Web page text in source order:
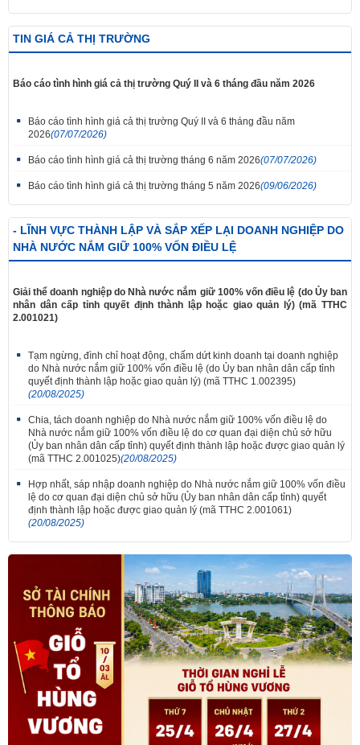
TIN GIÁ CẢ THỊ TRƯỜNG
Báo cáo tình hình giá cả thị trường Quý II và 6 tháng đầu năm 2026
Báo cáo tình hình giá cả thị trường Quý II và 6 tháng đầu năm
2026(07/07/2026)
Báo cáo tình hình giá cả thị trường tháng 6 năm 2026(07/07/2026)
Báo cáo tình hình giá cả thị trường tháng 5 năm 2026(09/06/2026)
- LĨNH VỰC THÀNH LẬP VÀ SẮP XẾP LẠI DOANH NGHIỆP DO
NHÀ NƯỚC NẮM GIỮ 100% VỐN ĐIỀU LỆ
Giải thể doanh nghiệp do Nhà nước nắm giữ 100% vốn điều lệ (do Ủy ban
nhân dân cấp tỉnh quyết định thành lập hoặc giao quản lý) (mã TTHC
2.001021)
Tạm ngừng, đình chỉ hoạt động, chấm dứt kinh doanh tại doanh nghiệp
do Nhà nước nắm giữ 100% vốn điều lệ (do Ủy ban nhân dân cấp tỉnh
quyết định thành lập hoặc giao quản lý) (mã TTHC 1.002395)
(20/08/2025)
Chia, tách doanh nghiệp do Nhà nước nắm giữ 100% vốn điều lệ do
Nhà nước nắm giữ 100% vốn điều lệ do cơ quan đại diện chủ sở hữu
(Ủy ban nhân dân cấp tỉnh) quyết định thành lập hoặc được giao quản lý
(mã TTHC 2.001025)(20/08/2025)
Hợp nhất, sáp nhập doanh nghiệp do Nhà nước nắm giữ 100% vốn điều
lệ do cơ quan đại diện chủ sở hữu (Ủy ban nhân dân cấp tỉnh) quyết
định thành lập hoặc được giao quản lý (mã TTHC 2.001061)
(20/08/2025)